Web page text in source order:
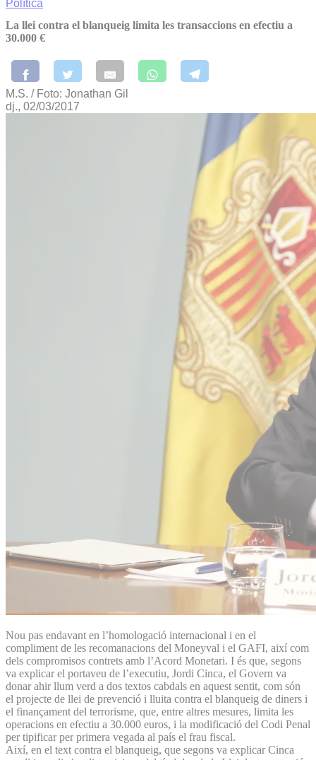
Política
La llei contra el blanqueig limita les transaccions en efectiu a
30.000 €
M.S. / Foto: Jonathan Gil
dj., 02/03/2017
Nou pas endavant en l’homologació internacional i en el
compliment de les recomanacions del Moneyval i el GAFI, així com
dels compromisos contrets amb l’Acord Monetari. I és que, segons
va explicar el portaveu de l’executiu, Jordi Cinca, el Govern va
donar ahir llum verd a dos textos cabdals en aquest sentit, com són
el projecte de llei de prevenció i lluita contra el blanqueig de diners i
el finançament del terrorisme, que, entre altres mesures, limita les
operacions en efectiu a 30.000 euros, i la modificació del Codi Penal
per tipificar per primera vegada al país el frau fiscal.
Així, en el text contra el blanqueig, que segons va explicar Cinca